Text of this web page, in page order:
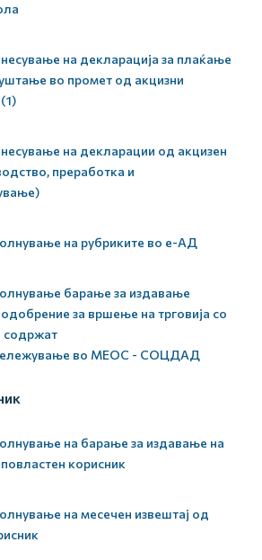
на декларација за плаќање
во промет од акцизни
на декларации од акцизен
преработка и
на рубриките во е-АД
барање за издавање
за вршење на трговија со
содржат
во МЕОС - СОЦДАД
на барање за издавање на
корисник
на месечен извештај од